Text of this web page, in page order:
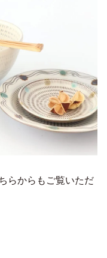
らからもご覧いただ